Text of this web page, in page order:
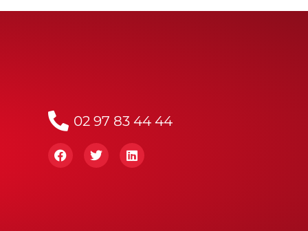
02 97 83 44 44